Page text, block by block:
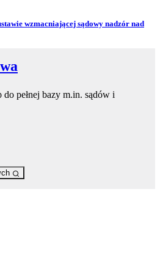
wzmacniającej sądowy nadzór nad
pełnej bazy m.in. sądów i